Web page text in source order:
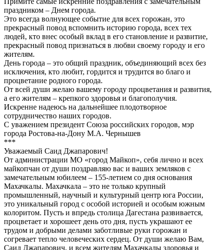
праздником – Днем города.
Это всегда волнующее событие для всех горожан, это
прекрасный повод вспомнить историю города, всех тех
людей, кто внес особый вклад в его становление и развитие,
прекрасный повод признаться в любви своему городу и его
жителям.
День города – это общий праздник, объединяющий всех без
исключения, кто любит, гордится и трудится во благо и
процветание родного города.
От всей души желаю вашему городу процветания и развития,
а его жителям – крепкого здоровья и благополучия.
Искренне надеюсь на дальнейшее плодотворное
сотрудничество наших городов.
С уважением президент Союза российских городов, мэр
города Ростова-на-Дону М.А. Чернышев
***
Уважаемый Саид Джапарович!
От администрации МО «город Майкоп», себя лично и всех
майкопчан от души поздравляю вас и ваших земляков с
замечательным юбилеем – 155-летием со дня основания
Махачкалы. Махачкала – это не только крупный
промышленный, научный и культурный центр юга России,
это уникальный город с особой историей и особым южным
колоритом. Пусть и впредь столица Дагестана развивается,
процветает и хорошеет день ото дня, пусть украшают ее
трудом и добрыми делами заботливые руки горожан и
согревает тепло человеческих сердец. От души желаю Вам,
Саид Джапарович, и всем жителям Махачкалы здоровья и